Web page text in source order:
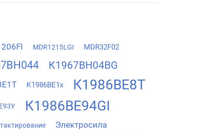
MDR1215LGI MDR32F02
К1967ВН04BG
К1986ВЕ1х
К1986ВЕ8Т
К1986ВЕ94GI
тактирование Электросила